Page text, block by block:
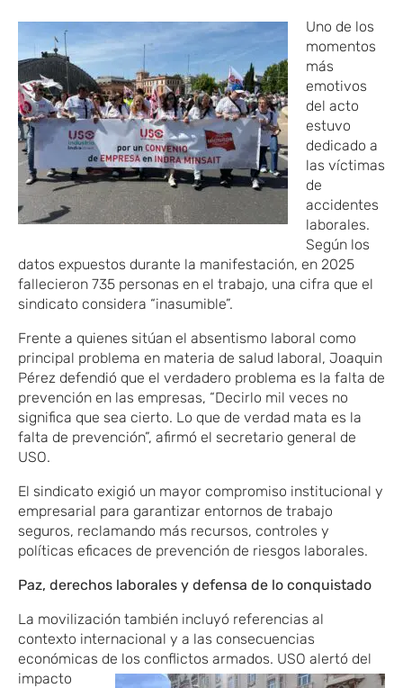
Uno de los
momentos
más
emotivos
del acto
estuvo
dedicado a
las víctimas
de
accidentes
laborales.
Según los
datos expuestos durante la manifestación, en 2025
fallecieron 735 personas en el trabajo, una cifra que el
sindicato considera “inasumible”.
Frente a quienes sitúan el absentismo laboral como
principal problema en materia de salud laboral, Joaquin
Pérez defendió que el verdadero problema es la falta de
prevención en las empresas, “Decirlo mil veces no
significa que sea cierto. Lo que de verdad mata es la
falta de prevención”, afirmó el secretario general de
USO.
El sindicato exigió un mayor compromiso institucional y
empresarial para garantizar entornos de trabajo
seguros, reclamando más recursos, controles y
políticas eficaces de prevención de riesgos laborales.
Paz, derechos laborales y defensa de lo conquistado
La movilización también incluyó referencias al
contexto internacional y a las consecuencias
económicas de los conflictos armados. USO alertó del
impacto